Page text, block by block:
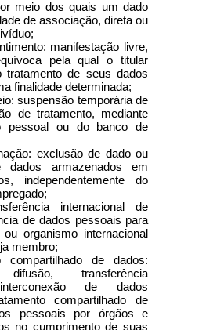
meio dos quais um dado
de associação, direta ou
manifestação livre,
pela qual o titular
tratamento de seus dados
finalidade determinada;
suspensão temporária de
de tratamento, mediante
pessoal ou do banco de
exclusão de dado ou
dados armazenados em
independentemente do
internacional de
de dados pessoais para
organismo internacional
membro;
de dados:
difusão, transferência
de dados
compartilhado de
pessoais por órgãos e
no cumprimento de suas